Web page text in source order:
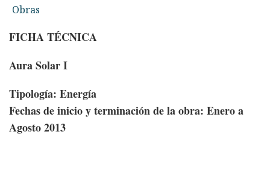
Obras
FICHA TÉCNICA
Aura Solar I
Tipología: Energía
Fechas de inicio y terminación de la obra: Enero a
Agosto 2013